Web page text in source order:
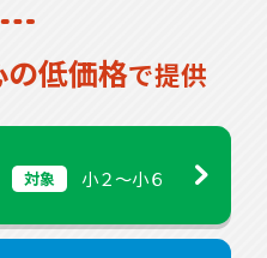
の低価格で提供
対象 小２〜小６